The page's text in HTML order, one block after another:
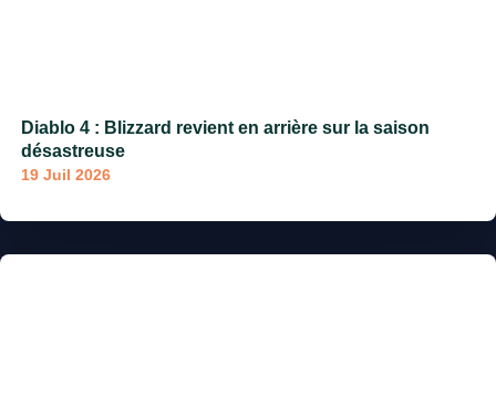
Diablo 4 : Blizzard revient en arrière sur la saison
désastreuse
19 Juil 2026